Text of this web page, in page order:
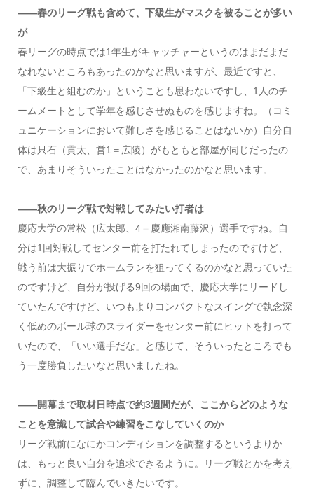
――春のリーグ戦も含めて、下級生がマスクを被ることが多い
が
春リーグの時点では1年生がキャッチャーというのはまだまだ
なれないところもあったのかなと思いますが、最近ですと、
「下級生と組むのか」ということも思わないですし、1人のチ
ームメートとして学年を感じさせぬものを感じますね。（コミ
ュニケーションにおいて難しさを感じることはないか）自分自
体は只石（貫太、営1＝広陵）がもともと部屋が同じだったの
で、あまりそういったことはなかったのかなと思います。
――秋のリーグ戦で対戦してみたい打者は
慶応大学の常松（広太郎、4＝慶應湘南藤沢）選手ですね。自
分は1回対戦してセンター前を打たれてしまったのですけど、
戦う前は大振りでホームランを狙ってくるのかなと思っていた
のですけど、自分が投げる9回の場面で、慶応大学にリードし
ていたんですけど、いつもよりコンパクトなスイングで執念深
く低めのボール球のスライダーをセンター前にヒットを打って
いたので、「いい選手だな」と感じて、そういったところでも
う一度勝負したいなと思いましたね。
――開幕まで取材日時点で約3週間だが、ここからどのような
ことを意識して試合や練習をこなしていくのか
リーグ戦前になにかコンディションを調整するというよりか
は、もっと良い自分を追求できるように。リーグ戦とかを考え
ずに、調整して臨んでいきたいです。